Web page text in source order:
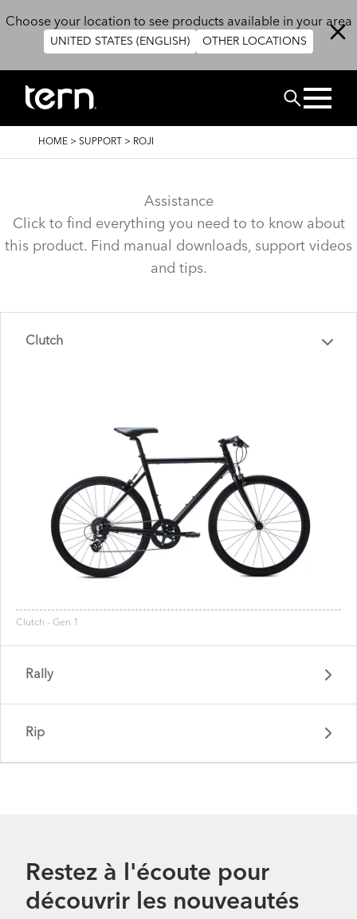
Choose your location to see products available in your area
UNITED STATES (ENGLISH) OTHER LOCATIONS
Search
BREADCRUMB
HOME > SUPPORT > ROJI
Assistance
Click to find everything you need to to know about
this product. Find manual downloads, support videos
and tips.
Clutch
Clutch - Gen 1
Rally
Rip
Restez à l'écoute pour
découvrir les nouveautés